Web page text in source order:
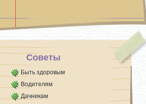
Советы
Быть здоровым
Водителям
Дачникам